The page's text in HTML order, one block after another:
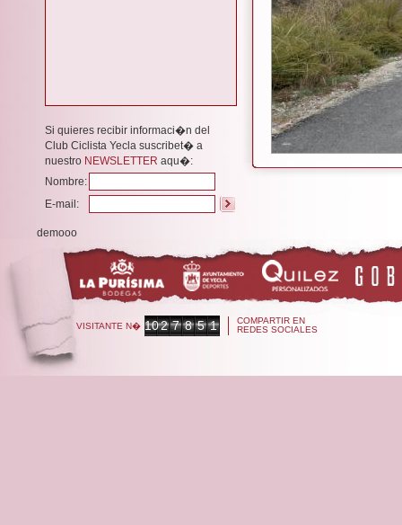
Si quieres recibir informaci�n del
Club Ciclista Yecla suscribet� a
nuestro NEWSLETTER aqu�:
Nombre:
E-mail:
demooo
VISITANTE N� 102 7 8 5 1
COMPARTIR EN
REDES SOCIALES